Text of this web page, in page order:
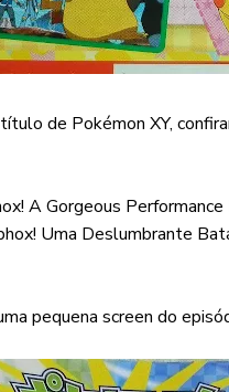
de Pokémon XY,
A Gorgeous
Uma Deslumbrante
pequena screen do